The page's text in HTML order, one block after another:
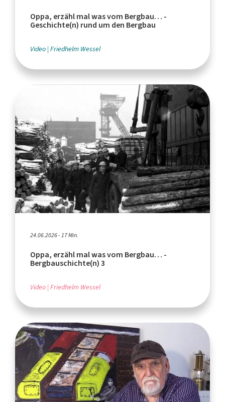
Oppa, erzähl mal was vom Bergbau… -
Geschichte(n) rund um den Bergbau
Video Friedhelm Wessel
24.06.2026 - 17 Min.
Oppa, erzähl mal was vom Bergbau… -
Bergbauschichte(n) 3
Video Friedhelm Wessel